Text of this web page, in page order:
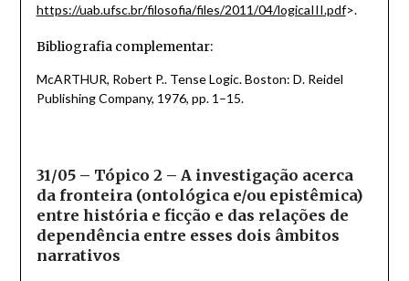
https://uab.ufsc.br/filosofia/files/2011/04/logicaIII.pdf>.
Bibliografia complementar:
McARTHUR, Robert P.. Tense Logic. Boston: D. Reidel
Publishing Company, 1976, pp. 1–15.
31/05 – Tópico 2 – A investigação acerca
da fronteira (ontológica e/ou epistêmica)
entre história e ficção e das relações de
dependência entre esses dois âmbitos
narrativos